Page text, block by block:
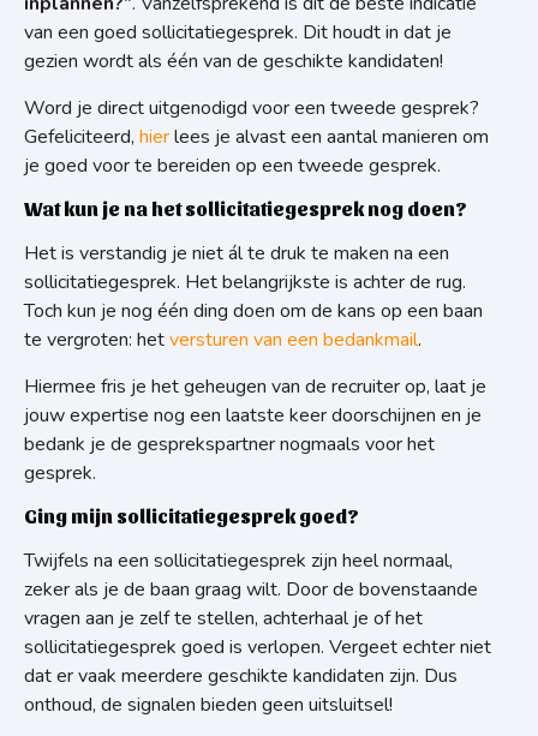
van een goed sollicitatiegesprek. Dit houdt in dat je
gezien wordt als één van de geschikte kandidaten!
Word je direct uitgenodigd voor een tweede gesprek?
Gefeliciteerd, hierlees je alvast een aantal manieren om
je goed voor te bereiden op een tweede gesprek.
Wat kun je na het sollicitatiegesprek nog doen?
Het is verstandig je niet ál te druk te maken na een
sollicitatiegesprek. Het belangrijkste is achter de rug.
Toch kun je nog één ding doen om de kans op een baan
te vergroten: hetversturen van een bedankmail.
Hiermee fris je het geheugen van de recruiter op, laat je
jouw expertise nog een laatste keer doorschijnen en je
bedank je de gesprekspartner nogmaals voor het
gesprek.
Ging mijn sollicitatiegesprek goed?
Twijfels na een sollicitatiegesprek zijn heel normaal,
zeker als je de baan graag wilt. Door de bovenstaande
vragen aan je zelf te stellen, achterhaal je of het
sollicitatiegesprek goed is verlopen. Vergeet echter niet
dat er vaak meerdere geschikte kandidaten zijn. Dus
onthoud, de signalen bieden geen uitsluitsel!